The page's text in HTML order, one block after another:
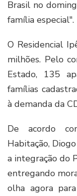
Brasil no
família especial".
O Residencial
milhões. Pelo
Estado, 135
famílias
à demanda da
De acordo
Habitação,
a integração do
entregando
olha agora